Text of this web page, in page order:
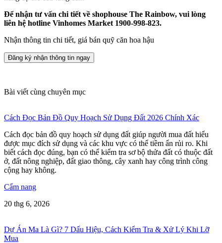
Để nhận tư vấn chi tiết về shophouse The Rainbow, vui lòng
liên hệ hotline Vinhomes Market 1900-998-823.
Nhận thông tin chi tiết, giá bán quỹ căn hoa hậu
Đăng ký nhận thông tin ngay
Bài viết cùng chuyên mục
Cách Đọc Bản Đồ Quy Hoạch Sử Dụng Đất 2026 Chính Xác
Cách đọc bản đồ quy hoạch sử dụng đất giúp người mua đất hiểu
được mục đích sử dụng và các khu vực có thể tiềm ẩn rủi ro. Khi
biết cách đọc đúng, bạn có thể kiểm tra sơ bộ thửa đất có thuộc đất
ở, đất nông nghiệp, đất giao thông, cây xanh hay công trình công
cộng hay không.
Cẩm nang
20 thg 6, 2026
Dự Án Ma Là Gì? 7 Dấu Hiệu, Cách Kiểm Tra & Xử Lý Khi Lỡ
Mua